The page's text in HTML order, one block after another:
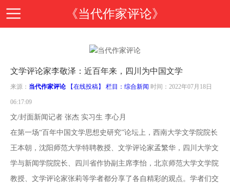
《当代作家评论》
页
期
导
读
投
稿
邮
文学评论家李敬泽：近百年来，四川为中国文学
来源： 当代作家评论 【在线投稿】 栏目： 综合新闻 时间：2022年07月18日
06:17:09
文/封面新闻记者 张杰 实习生 李心月
在第一场“百年中国文学思想史研究”论坛上，西南大学文学院院长
王本朝，沈阳师范大学特聘教授、文学评论家孟繁华，四川大学文
学与新闻学院院长、四川省作协副主席李怡，北京师范大学文学院
教授、文学评论家张莉等学者都分享了各自精彩的观点。学者们交